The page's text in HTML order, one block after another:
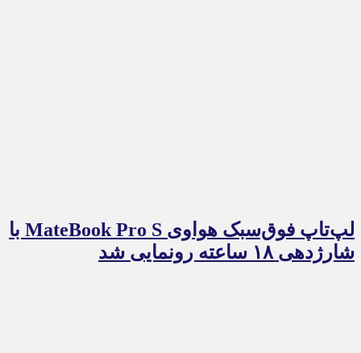
لپ‌تاپ فوق‌سبک هواوی MateBook Pro S با
شارژدهی ۱۸ ساعته رونمایی شد